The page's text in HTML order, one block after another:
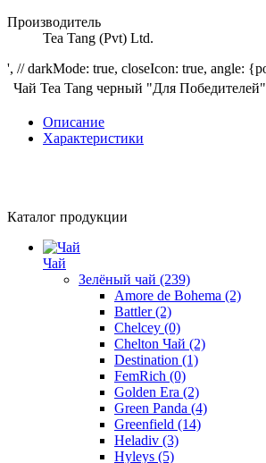
Производитель
Tea Tang (Pvt) Ltd.
', // darkMode: true, closeIcon: true, angle:
Чай Tea Tang черный "Для
Описание
Характеристики
Каталог продукции
Чай
Зелёный чай (239)
Amore de Bohema (2)
Battler(2)
Chelcey (0)
Chelton Чай (2)
Destination (1)
FemRich (0)
Golden Era (2)
Green Panda (4)
Greenfield (14)
Heladiv (3)
Hyleys (5)